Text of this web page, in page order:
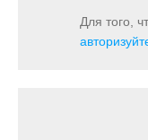
Для того,